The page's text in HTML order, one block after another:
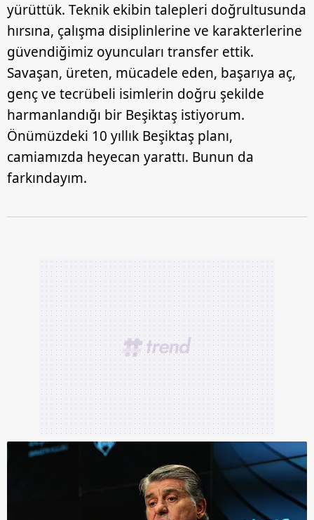
yürüttük. Teknik ekibin talepleri doğrultusunda
hırsına, çalışma disiplinlerine ve karakterlerine
güvendiğimiz oyuncuları transfer ettik.
Savaşan, üreten, mücadele eden, başarıya aç,
genç ve tecrübeli isimlerin doğru şekilde
harmanlandığı bir Beşiktaş istiyorum.
Önümüzdeki 10 yıllık Beşiktaş planı,
camiamızda heyecan yarattı. Bunun da
farkındayım.